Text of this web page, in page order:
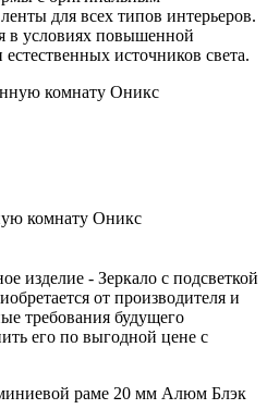
для всех типов интерьеров.
в условиях повышенной
источников света.
комнату Оникc
изделие - Зеркало с подсветкой
от производителя и
требования будущего
его по выгодной цене с